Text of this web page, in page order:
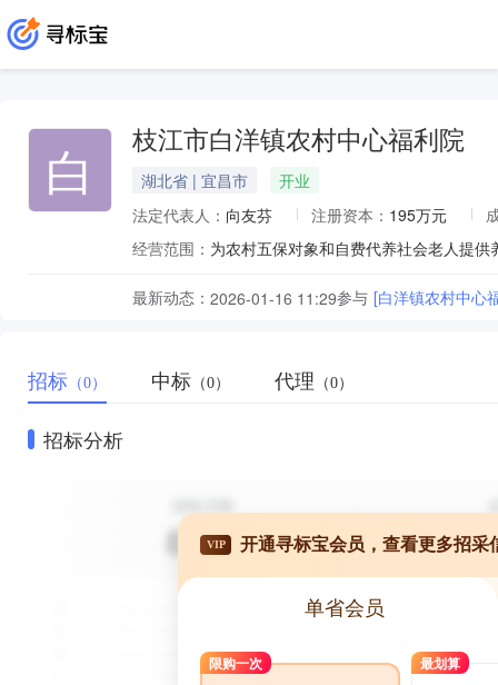
白 枝江市白洋镇农村中心福利院
湖北省 | 宜昌市
开业
法定代表人： 向友芬 注册资本： 195万元
经营范围： 为农村五保对象和自费代养社会老人提
最新动态： 2026-01-16 11:29参与 [白洋镇农村中心
招标 （0） 中标 （0） 代理 （0）
招标分析
VIP 开通寻标宝会员，查看更多招采
单省会员
限购一次 最划算